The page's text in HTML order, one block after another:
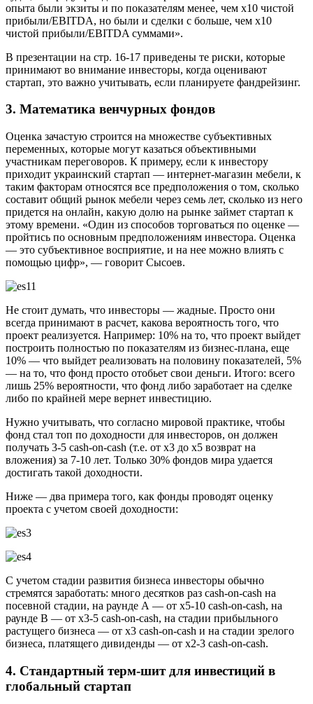
опыта были экзиты и по показателям менее, чем х10 чистой
прибыли/EBITDA, но были и сделки с больше, чем х10
чистой прибыли/EBITDA суммами».
В презентации на стр. 16-17 приведены те риски, которые
принимают во внимание инвесторы, когда оценивают
стартап, это важно учитывать, если планируете фандрейзинг.
3. Математика венчурных фондов
Оценка зачастую строится на множестве субъективных
переменных, которые могут казаться объективными
участникам переговоров. К примеру, если к инвестору
приходит украинский стартап — интернет-магазин мебели, к
таким факторам относятся все предположения о том, сколько
составит общий рынок мебели через семь лет, сколько из него
придется на онлайн, какую долю на рынке займет стартап к
этому времени. «Один из способов торговаться по оценке —
пройтись по основным предположениям инвестора. Оценка
— это субъективное восприятие, и на нее можно влиять с
помощью цифр», — говорит Сысоев.
Не стоит думать, что инвесторы — жадные. Просто они
всегда принимают в расчет, какова вероятность того, что
проект реализуется. Например: 10% на то, что проект выйдет
построить полностью по показателям из бизнес-плана, еще
10% — что выйдет реализовать на половину показателей, 5%
— на то, что фонд просто отобьет свои деньги. Итого: всего
лишь 25% вероятности, что фонд либо заработает на сделке
либо по крайней мере вернет инвестицию.
Нужно учитывать, что согласно мировой практике, чтобы
фонд стал топ по доходности для инвесторов, он должен
получать 3-5 cash-on-cash (т.е. от х3 до х5 возврат на
вложения) за 7-10 лет. Только 30% фондов мира удается
достигать такой доходности.
Ниже — два примера того, как фонды проводят оценку
проекта с учетом своей доходности:
С учетом стадии развития бизнеса инвесторы обычно
стремятся заработать: много десятков раз cash-on-cash на
посевной стадии, на раунде А — от х5-10 cash-on-cash, на
раунде В — от х3-5 cash-on-cash, на стадии прибыльного
растущего бизнеса — от х3 cash-on-cash и на стадии зрелого
бизнеса, платящего дивиденды — от х2-3 cash-on-cash.
4. Стандартный терм-шит для инвестиций в
глобальный стартап